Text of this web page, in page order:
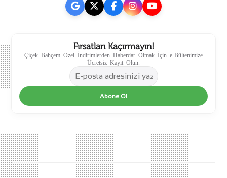
Fırsatları Kaçırmayın!
Çiçek Bahçem Özel İndirimlerden Haberdar Olmak İçin e-Bültenimize
Ücretsiz Kayıt Olun.
Abone Ol